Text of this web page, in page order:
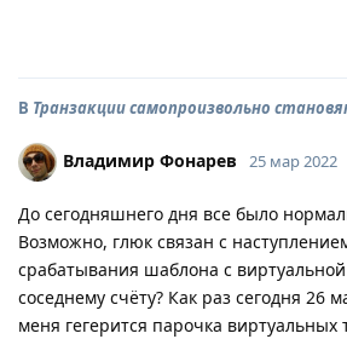
В Транзакции самопроизвольно
Владимир Фонарев 25 мар 2022
До сегодняшнего дня все было
Возможно, глюк связан с
срабатывания шаблона с
соседнему счёту? Как раз сегодня 26
меня гегерится парочка виртуальных